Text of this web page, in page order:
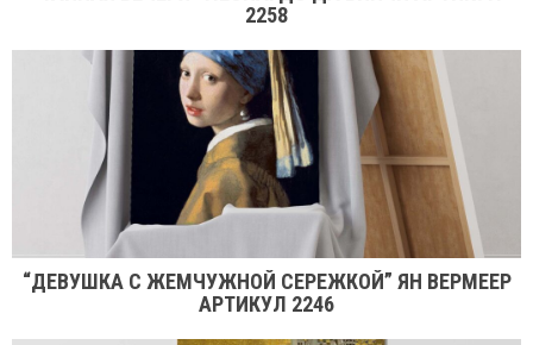
2258
“ДЕВУШКА С ЖЕМЧУЖНОЙ СЕРЕЖКОЙ” ЯН ВЕРМЕЕР
АРТИКУЛ 2246